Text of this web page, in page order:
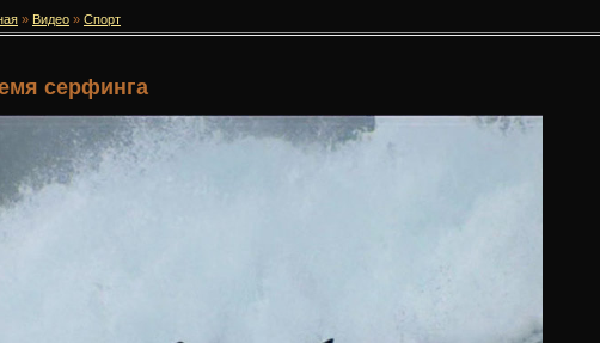
» Видео » Спорт
серфинга